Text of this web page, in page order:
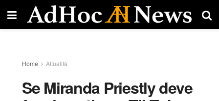
Home Attualità
Se Miranda Priestly deve